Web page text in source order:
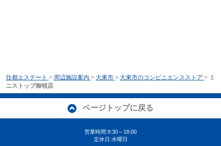
住都エステート > 周辺施設案内 > 大東市 > 大東市のコンビニエンスストア > ミ
ニストップ御領店
ページトップに戻る
営業時間:9:30～18:00
定休日:水曜日